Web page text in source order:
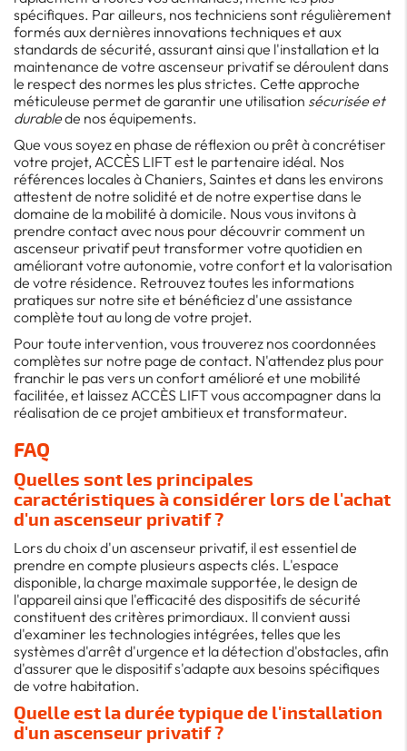
spécifiques. Par ailleurs, nos techniciens sont régulièrement
formés aux dernières innovations techniques et aux
standards de sécurité, assurant ainsi que l'installation et la
maintenance de votre ascenseur privatif se déroulent dans
le respect des normes les plus strictes. Cette approche
méticuleuse permet de garantir une utilisation sécurisée et
durablede nos équipements.
Que vous soyez en phase de réflexion ou prêt à concrétiser
votre projet, ACCÈS LIFT est le partenaire idéal. Nos
références locales à Chaniers, Saintes et dans les environs
attestent de notre solidité et de notre expertise dans le
domaine de la mobilité à domicile. Nous vous invitons à
prendre contact avec nous pour découvrir comment un
ascenseur privatif peut transformer votre quotidien en
améliorant votre autonomie, votre confort et la valorisation
de votre résidence. Retrouvez toutes les informations
pratiques sur notre site et bénéficiez d'une assistance
complète tout au long de votre projet.
Pour toute intervention, vous trouverez nos coordonnées
complètes sur notre page de contact. N'attendez plus pour
franchir le pas vers un confort amélioré et une mobilité
facilitée, et laissez ACCÈS LIFT vous accompagner dans la
réalisation de ce projet ambitieux et transformateur.
FAQ
Quelles sont les principales
caractéristiques à considérer lors de l'achat
d'un ascenseur privatif ?
Lors du choix d'un ascenseur privatif, il est essentiel de
prendre en compte plusieurs aspects clés. L'espace
disponible, la charge maximale supportée, le design de
l'appareil ainsi que l'efficacité des dispositifs de sécurité
constituent des critères primordiaux. Il convient aussi
d'examiner les technologies intégrées, telles que les
systèmes d'arrêt d'urgence et la détection d'obstacles, afin
d'assurer que le dispositif s'adapte aux besoins spécifiques
de votre habitation.
Quelle est la durée typique de l'installation
d'un ascenseur privatif ?